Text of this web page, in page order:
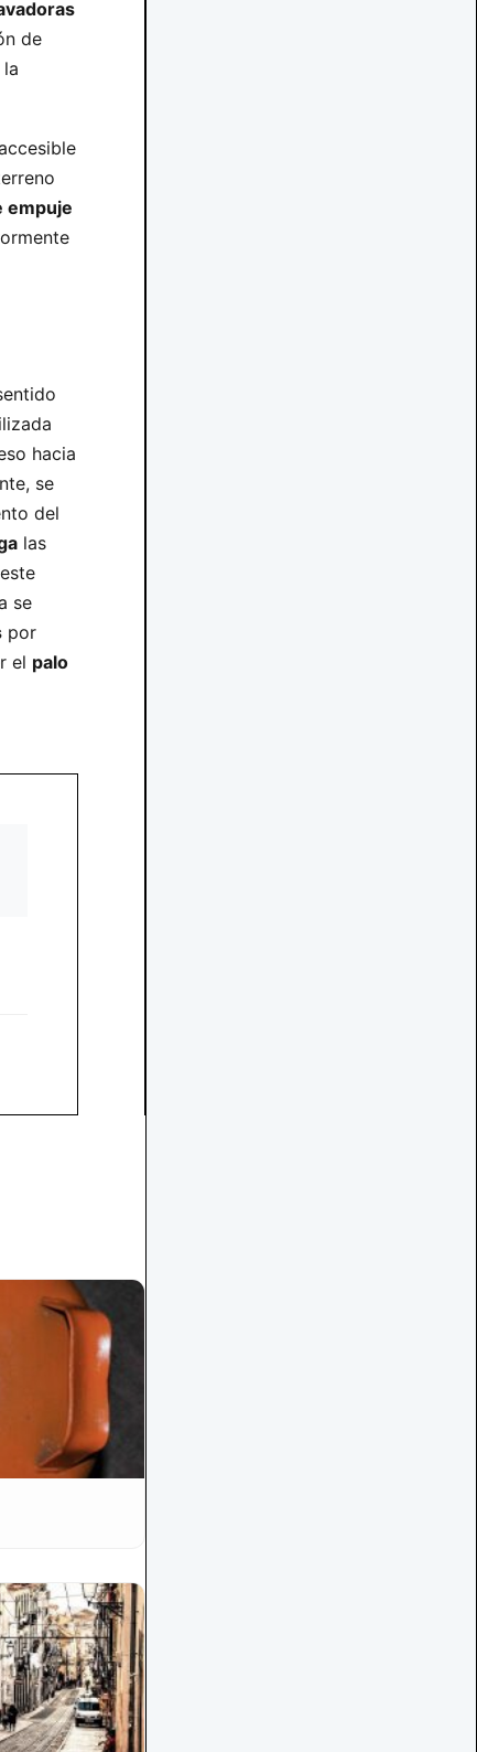
de
empuje
hacia
se
del
las
se
por
el palo